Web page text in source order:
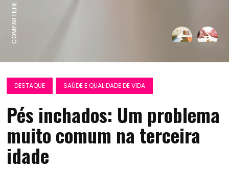
COMPARTILHE:
DESTAQUE SAÚDE E QUALIDADE DE VIDA
Pés inchados: Um problema
muito comum na terceira
idade